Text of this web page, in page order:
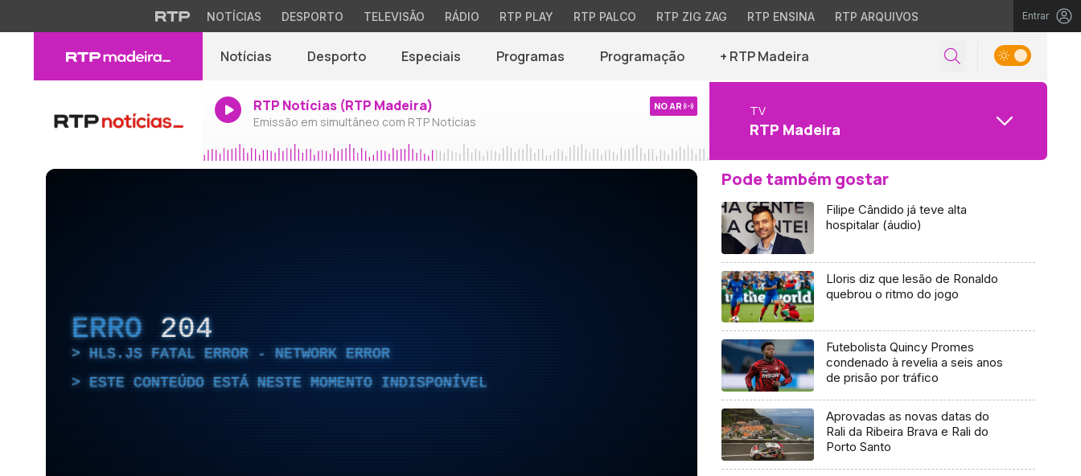
NOTÍCIAS DESPORTO TELEVISÃO RÁDIO RTP PLAY RTP PALCO RTP ZIG ZAG RTP ENSINA RTP ARQUIVOS Entrar
Notícias Desporto Especiais Programas Programação + RTP Madeira
RTP Notícias (RTP Madeira)
Emissão em simultâneo com RTP Notícias
NO AR TV
RTP Madeira
ERRO 204
HLS.JS FATAL ERROR - NETWORK ERROR
ESTE CONTEÚDO ESTÁ NESTE MOMENTO INDISPONÍVEL
Pode também gostar
Filipe Cândido já teve alta
hospitalar (áudio)
Lloris diz que lesão de Ronaldo
quebrou o ritmo do jogo
Futebolista Quincy Promes
condenado à revelia a seis anos
de prisão por tráfico
Aprovadas as novas datas do
Rali da Ribeira Brava e Rali do
Porto Santo